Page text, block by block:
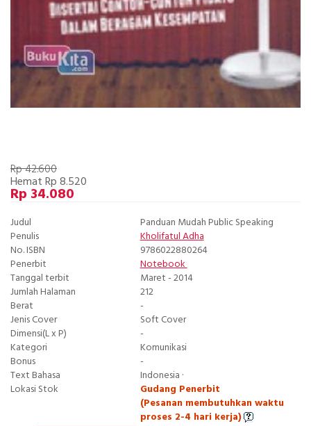
Rp 42.600
Hemat Rp 8.520
Rp 34.080
Judul
Panduan Mudah Public Speaking
Penulis
Kholifatul Adha
No. ISBN
9786022880264
Penerbit
Notebook
Tanggal terbit
Maret - 2014
Jumlah Halaman
212
Berat
-
Jenis Cover
Soft Cover
Dimensi(L x P)
-
Kategori
Komunikasi
Bonus
-
Text Bahasa
Indonesia ·
Lokasi Stok
Gudang Penerbit
(Pesanan membutuhkan waktu
proses 2-4 hari kerja)